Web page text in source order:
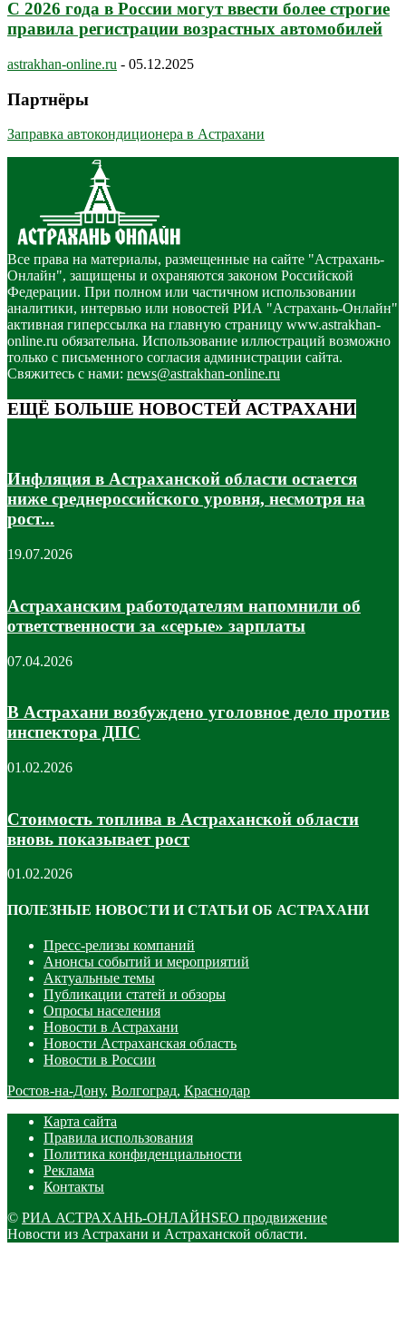
С 2026 года в России могут ввести более строгие
правила регистрации возрастных автомобилей
astrakhan-online.ru - 05.12.2025
Партнёры
Заправка автокондиционера в Астрахани
Все права на материалы, размещенные на сайте "Астрахань-
Онлайн", защищены и охраняются законом Российской
Федерации. При полном или частичном использовании
аналитики, интервью или новостей РИА "Астрахань-Онлайн"
активная гиперссылка на главную страницу www.astrakhan-
online.ru обязательна. Использование иллюстраций возможно
только с письменного согласия администрации сайта.
Свяжитесь с нами: news@astrakhan-online.ru
ЕЩЁ БОЛЬШЕ НОВОСТЕЙ АСТРАХАНИ
Инфляция в Астраханской области остается
ниже среднероссийского уровня, несмотря на
рост...
19.07.2026
Астраханским работодателям напомнили об
ответственности за «серые» зарплаты
07.04.2026
В Астрахани возбуждено уголовное дело против
инспектора ДПС
01.02.2026
Стоимость топлива в Астраханской области
вновь показывает рост
01.02.2026
ПОЛЕЗНЫЕ НОВОСТИ И СТАТЬИ ОБ АСТРАХАНИ
Пресс-релизы компаний
Анонсы событий и мероприятий
Актуальные темы
Публикации статей и обзоры
Опросы населения
Новости в Астрахани
Новости Астраханская область
Новости в России
Ростов-на-Дону, Волгоград, Краснодар
Карта сайта
Правила использования
Политика конфиденциальности
Реклама
Контакты
© РИА АСТРАХАНЬ-ОНЛАЙНSEO продвижение
Новости из Астрахани и Астраханской области.